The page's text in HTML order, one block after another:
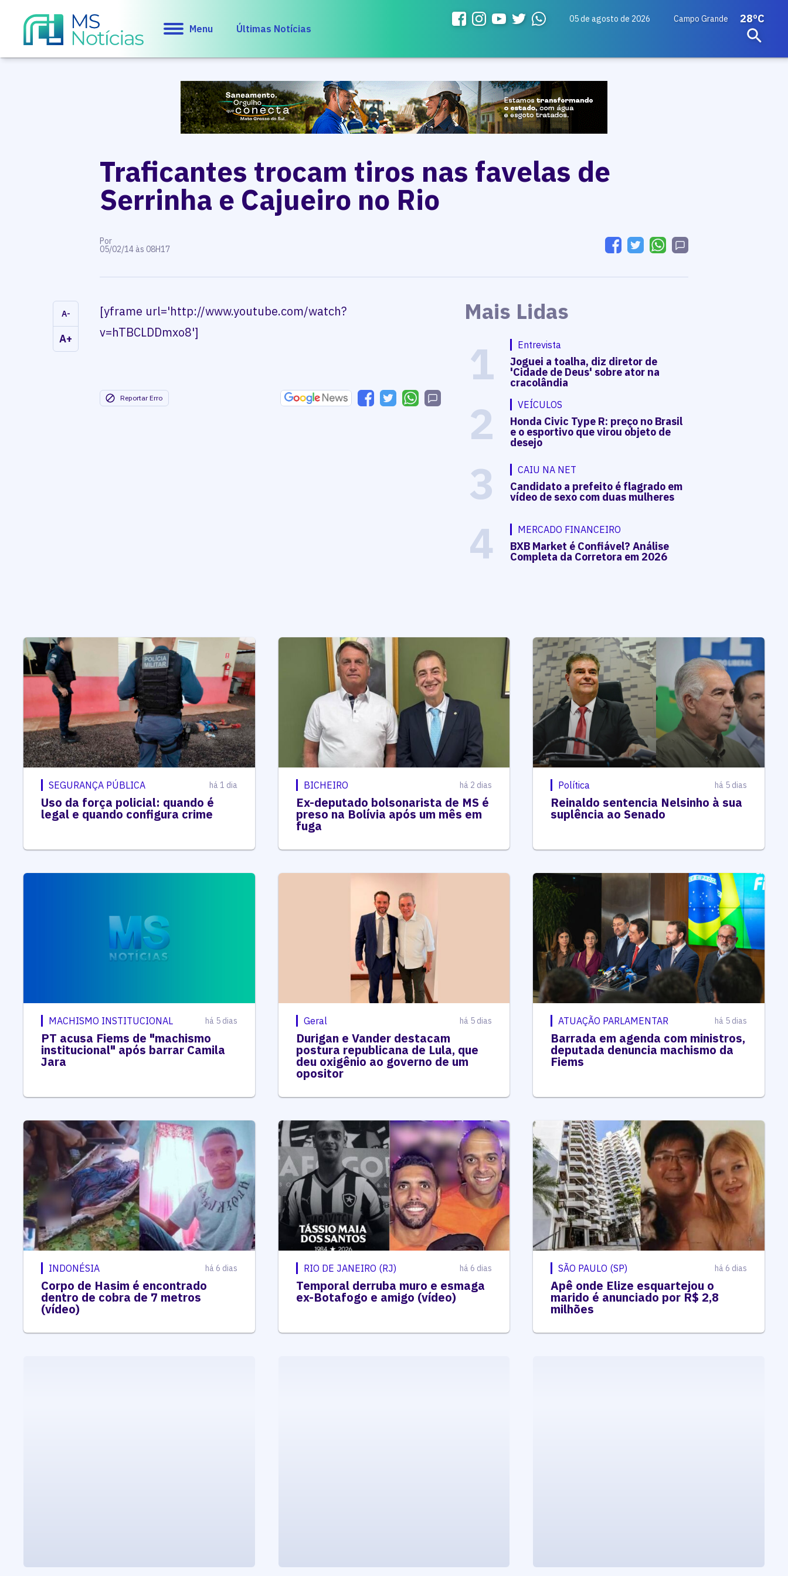
Menu Últimas Notícias
05 de agosto de 2026 Campo Grande 28ºC
Traficantes trocam tiros nas favelas de
Serrinha e Cajueiro no Rio
Por
05/02/14 às 08H17
A-
A+
[yframe url='http://www.youtube.com/watch?
v=hTBCLDDmxo8']
Reportar Erro
Mais Lidas
1 Entrevista
Joguei a toalha, diz diretor de
'Cidade de Deus' sobre ator na
cracolândia
2 VEÍCULOS
Honda Civic Type R: preço no Brasil
e o esportivo que virou objeto de
desejo
3 CAIU NA NET
Candidato a prefeito é flagrado em
vídeo de sexo com duas mulheres
4 MERCADO FINANCEIRO
BXB Market é Confiável? Análise
Completa da Corretora em 2026
SEGURANÇA PÚBLICA há 1 dia
Uso da força policial: quando é
legal e quando configura crime
BICHEIRO há 2 dias
Ex-deputado bolsonarista de MS é
preso na Bolívia após um mês em
fuga
Política há 5 dias
Reinaldo sentencia Nelsinho à sua
suplência ao Senado
MACHISMO INSTITUCIONAL há 5 dias
PT acusa Fiems de "machismo
institucional" após barrar Camila
Jara
Geral há 5 dias
Durigan e Vander destacam
postura republicana de Lula, que
deu oxigênio ao governo de um
opositor
ATUAÇÃO PARLAMENTAR há 5 dias
Barrada em agenda com ministros,
deputada denuncia machismo da
Fiems
INDONÉSIA há 6 dias
Corpo de Hasim é encontrado
dentro de cobra de 7 metros
(vídeo)
RIO DE JANEIRO (RJ) há 6 dias
Temporal derruba muro e esmaga
ex-Botafogo e amigo (vídeo)
SÃO PAULO (SP) há 6 dias
Apê onde Elize esquartejou o
marido é anunciado por R$ 2,8
milhões